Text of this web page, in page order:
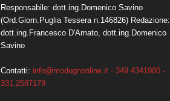
Responsabile: dott.ing.Domenico Savino
(Ord.Giorn.Puglia Tessera n.146826) Redazione:
dott.ing.Francesco D'Amato, dott.ing.Domenico
Savino
Contatti: info@modugnonline.it - 349.4341980 -
331.2587179